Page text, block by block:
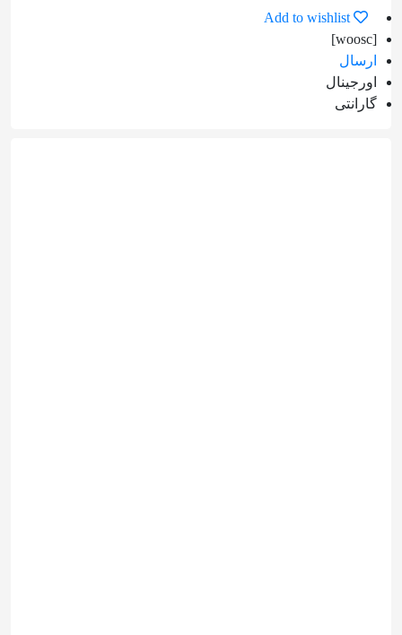
Add to wishlist
[woosc]
ارسال
اورجینال
گارانتی